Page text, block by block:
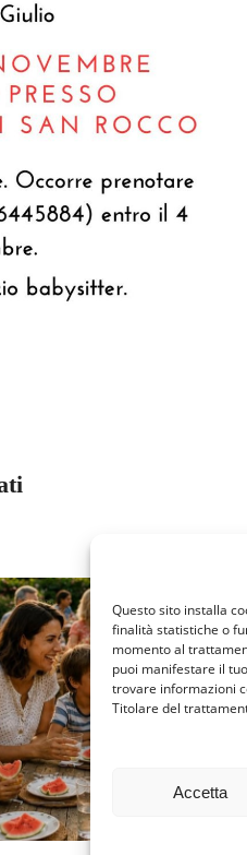
Questo sito installa
finalità statistiche o
momento al
puoi manifestare il
trovare informazioni
Titolare del
Accetta
ROMAGNA
DOVE
E
17, 2026